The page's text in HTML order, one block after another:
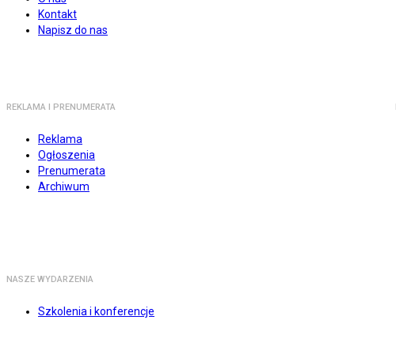
Kontakt
Napisz do nas
REKLAMA I PRENUMERATA
Reklama
Ogłoszenia
Prenumerata
Archiwum
NASZE WYDARZENIA
Szkolenia i konferencje